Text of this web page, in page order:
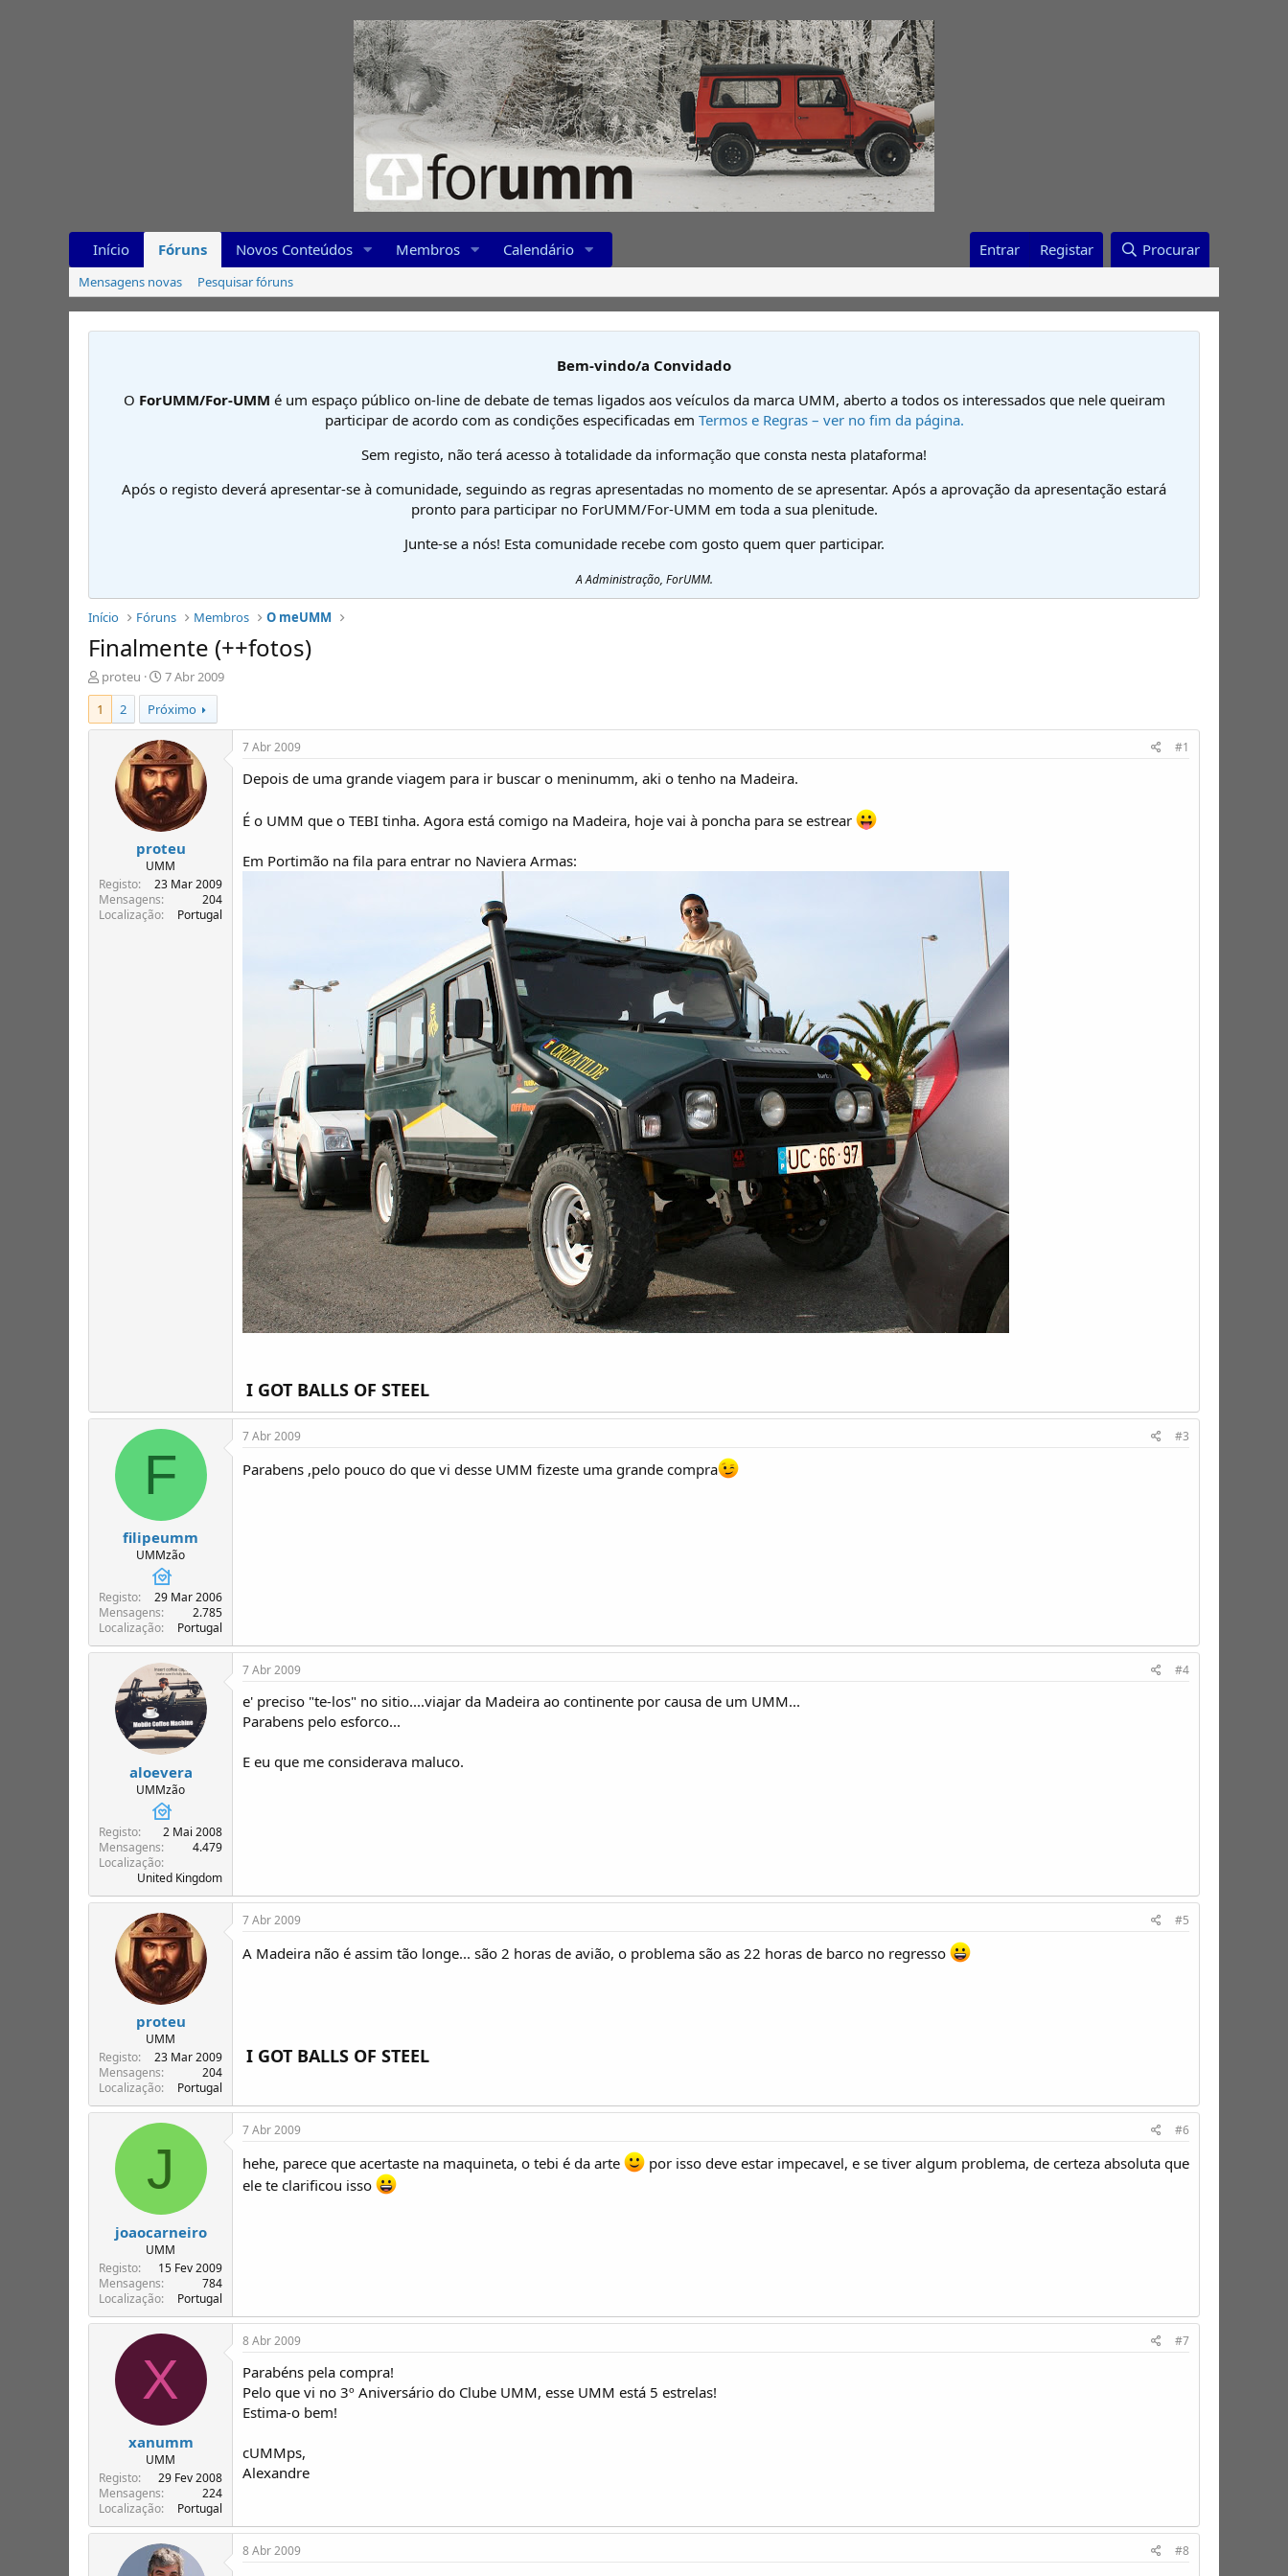
Início Fóruns Novos Conteúdos Membros Calendário Entrar Registar Procurar
Mensagens novas Pesquisar fóruns
Bem-vindo/a Convidado
O ForUMM/For-UMM é um espaço público on-line de debate de temas ligados aos veículos da marca UMM, aberto a todos os interessados que nele queiram
participar de acordo com as condições especificadas em Termos e Regras – ver no fim da página.
Sem registo, não terá acesso à totalidade da informação que consta nesta plataforma!
Após o registo deverá apresentar-se à comunidade, seguindo as regras apresentadas no momento de se apresentar. Após a aprovação da apresentação estará
pronto para participar no ForUMM/For-UMM em toda a sua plenitude.
Junte-se a nós! Esta comunidade recebe com gosto quem quer participar.
A Administração, ForUMM.
Início Fóruns Membros O meUMM
Finalmente (++fotos)
I
n
i
c
ó
p
i
proteu
D
a
t
a
d
e
i
n
í
c
i
o
7 Abr 2009
1
2 Próximo
proteu
UMM
Registo
23 Mar 2009
Mensagens
204
Localização
Portugal
7 Abr 2009 #1
Depois de uma grande viagem para ir buscar o meninumm, aki o tenho na Madeira.
É o UMM que o TEBI tinha. Agora está comigo na Madeira, hoje vai à poncha para se estrear
Em Portimão na fila para entrar no Naviera Armas:
I GOT BALLS OF STEEL
F
filipeumm
UMMzão
Registo
29 Mar 2006
Mensagens
2.785
Localização
Portugal
7 Abr 2009 #3
Parabens ,pelo pouco do que vi desse UMM fizeste uma grande compra
aloevera
UMMzão
Registo
2 Mai 2008
Mensagens
4.479
Localização
United Kingdom
7 Abr 2009 #4
e' preciso "te-los" no sitio....viajar da Madeira ao continente por causa de um UMM...
Parabens pelo esforco...
E eu que me considerava maluco.
proteu
UMM
Registo
23 Mar 2009
Mensagens
204
Localização
Portugal
7 Abr 2009 #5
A Madeira não é assim tão longe... são 2 horas de avião, o problema são as 22 horas de barco no regresso
I GOT BALLS OF STEEL
J
joaocarneiro
UMM
Registo
15 Fev 2009
Mensagens
784
Localização
Portugal
7 Abr 2009 #6
hehe, parece que acertaste na maquineta, o tebi é da arte
por isso deve estar impecavel, e se tiver algum problema, de certeza absoluta que
ele te clarificou isso
X
xanumm
UMM
Registo
29 Fev 2008
Mensagens
224
Localização
Portugal
8 Abr 2009 #7
Parabéns pela compra!
Pelo que vi no 3º Aniversário do Clube UMM, esse UMM está 5 estrelas!
Estima-o bem!
cUMMps,
Alexandre
8 Abr 2009 #8